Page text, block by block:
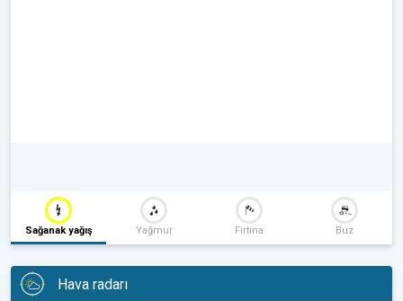
Sağanak yağış Yağmur Fırtına Buz
Hava radarı